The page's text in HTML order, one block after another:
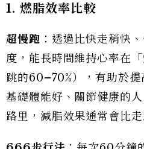
1. 燃脂效率比較
超慢跑 ：透過比快走稍快
度，能長時間維持心率在
跳的60–70%），有助於
基礎體能好、關節健康的
路里，減脂效果通常會比走